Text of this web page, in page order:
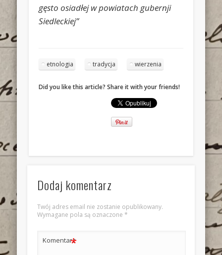
gęsto osiadłej w powiatach gubernji
Siedleckiej”
etnologia tradycja wierzenia
Did you like this article? Share it with your friends!
Dodaj komentarz
Twój adres email nie zostanie opublikowany.
Wymagane pola są oznaczone *
Komentarz
*